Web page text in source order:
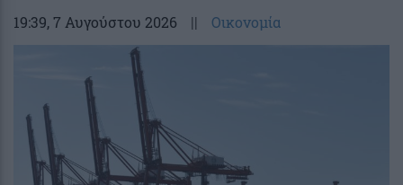
19:39, 7 Αυγούστου 2026 || Οικονομία